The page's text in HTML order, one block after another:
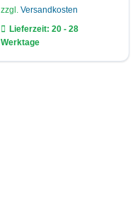
zzgl. Versandkosten
Lieferzeit: 20 - 28
Werktage